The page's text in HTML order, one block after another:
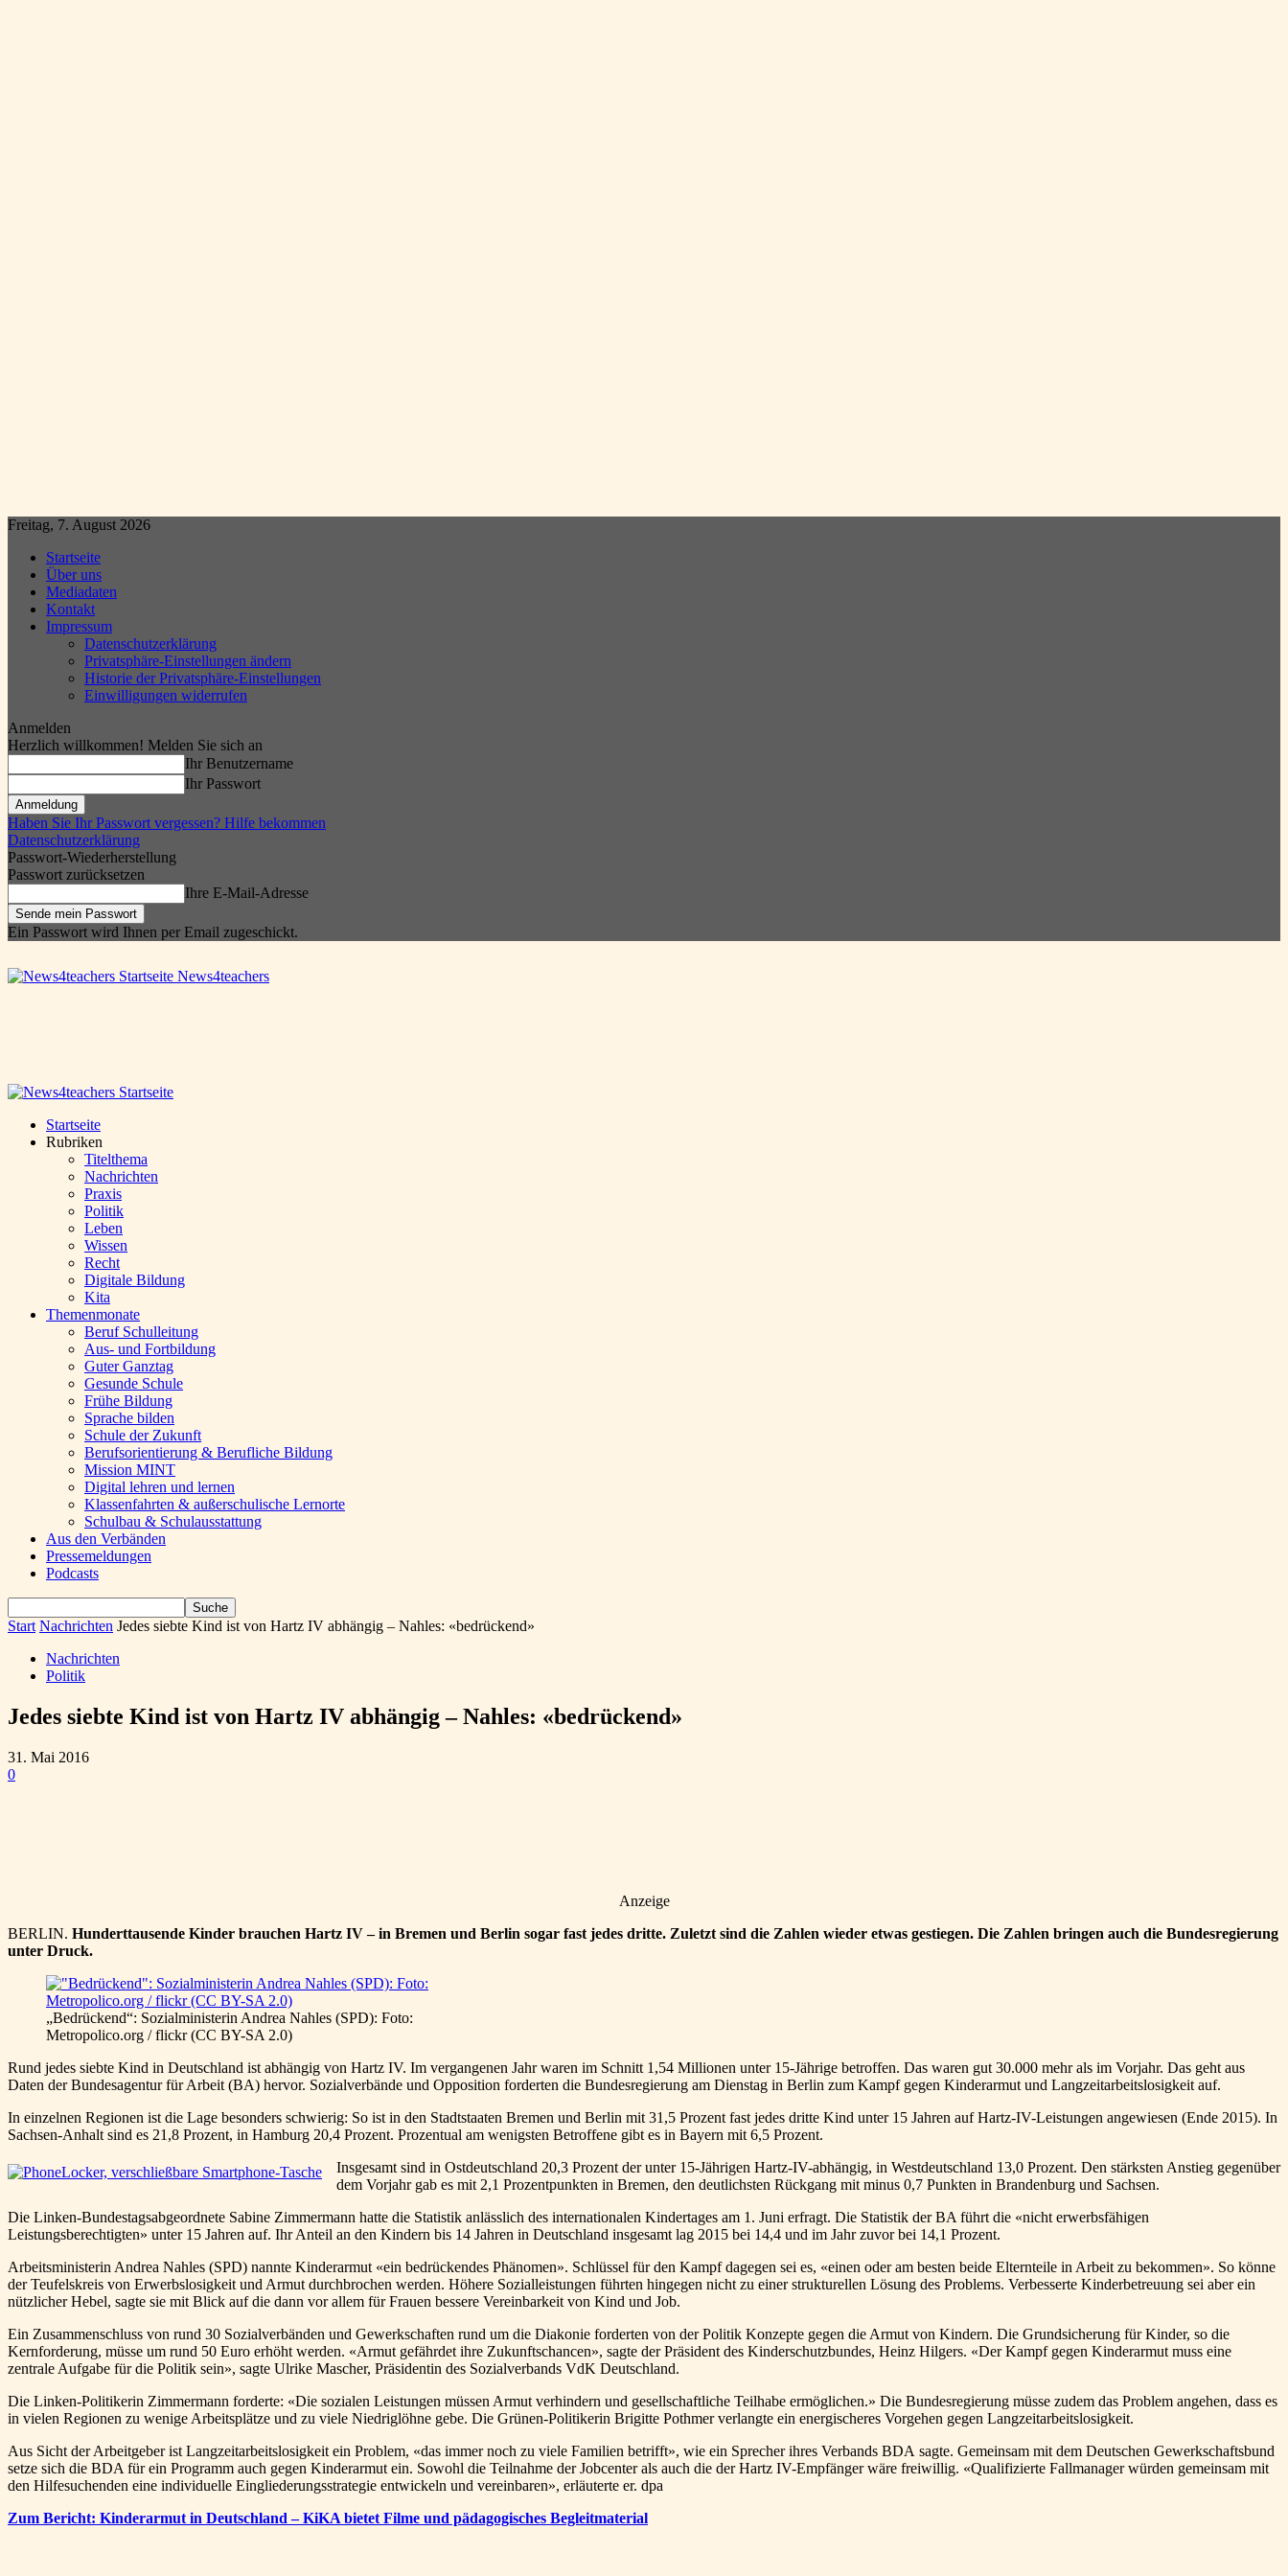
Freitag, 7. August 2026
Startseite
Über uns
Mediadaten
Kontakt
Impressum
Datenschutzerklärung
Privatsphäre-Einstellungen ändern
Historie der Privatsphäre-Einstellungen
Einwilligungen widerrufen
Anmelden
Herzlich willkommen! Melden Sie sich an
Ihr Benutzername
Ihr Passwort
Haben Sie Ihr Passwort vergessen? Hilfe bekommen
Datenschutzerklärung
Passwort-Wiederherstellung
Passwort zurücksetzen
Ihre E-Mail-Adresse
Ein Passwort wird Ihnen per Email zugeschickt.
News4teachers
Startseite
Rubriken
Titelthema
Nachrichten
Praxis
Politik
Leben
Wissen
Recht
Digitale Bildung
Kita
Themenmonate
Beruf Schulleitung
Aus- und Fortbildung
Guter Ganztag
Gesunde Schule
Frühe Bildung
Sprache bilden
Schule der Zukunft
Berufsorientierung & Berufliche Bildung
Mission MINT
Digital lehren und lernen
Klassenfahrten & außerschulische Lernorte
Schulbau & Schulausstattung
Aus den Verbänden
Pressemeldungen
Podcasts
Start Nachrichten Jedes siebte Kind ist von Hartz IV abhängig – Nahles: «bedrückend»
Nachrichten
Politik
Jedes siebte Kind ist von Hartz IV abhängig – Nahles: «bedrückend»
31. Mai 2016
0
Anzeige
BERLIN. Hunderttausende Kinder brauchen Hartz IV – in Bremen und Berlin sogar fast jedes dritte. Zuletzt sind die Zahlen wieder etwas gestiegen. Die Zahlen bringen auch die Bundesregierung
unter Druck.
„Bedrückend“: Sozialministerin Andrea Nahles (SPD): Foto:
Metropolico.org / flickr (CC BY-SA 2.0)
Rund jedes siebte Kind in Deutschland ist abhängig von Hartz IV. Im vergangenen Jahr waren im Schnitt 1,54 Millionen unter 15-Jährige betroffen. Das waren gut 30.000 mehr als im Vorjahr. Das geht aus
Daten der Bundesagentur für Arbeit (BA) hervor. Sozialverbände und Opposition forderten die Bundesregierung am Dienstag in Berlin zum Kampf gegen Kinderarmut und Langzeitarbeitslosigkeit auf.
In einzelnen Regionen ist die Lage besonders schwierig: So ist in den Stadtstaaten Bremen und Berlin mit 31,5 Prozent fast jedes dritte Kind unter 15 Jahren auf Hartz-IV-Leistungen angewiesen (Ende 2015). In
Sachsen-Anhalt sind es 21,8 Prozent, in Hamburg 20,4 Prozent. Prozentual am wenigsten Betroffene gibt es in Bayern mit 6,5 Prozent.
Insgesamt sind in Ostdeutschland 20,3 Prozent der unter 15-Jährigen Hartz-IV-abhängig, in Westdeutschland 13,0 Prozent. Den stärksten Anstieg gegenüber
dem Vorjahr gab es mit 2,1 Prozentpunkten in Bremen, den deutlichsten Rückgang mit minus 0,7 Punkten in Brandenburg und Sachsen.
Die Linken-Bundestagsabgeordnete Sabine Zimmermann hatte die Statistik anlässlich des internationalen Kindertages am 1. Juni erfragt. Die Statistik der BA führt die «nicht erwerbsfähigen
Leistungsberechtigten» unter 15 Jahren auf. Ihr Anteil an den Kindern bis 14 Jahren in Deutschland insgesamt lag 2015 bei 14,4 und im Jahr zuvor bei 14,1 Prozent.
Arbeitsministerin Andrea Nahles (SPD) nannte Kinderarmut «ein bedrückendes Phänomen». Schlüssel für den Kampf dagegen sei es, «einen oder am besten beide Elternteile in Arbeit zu bekommen». So könne
der Teufelskreis von Erwerbslosigkeit und Armut durchbrochen werden. Höhere Sozialleistungen führten hingegen nicht zu einer strukturellen Lösung des Problems. Verbesserte Kinderbetreuung sei aber ein
nützlicher Hebel, sagte sie mit Blick auf die dann vor allem für Frauen bessere Vereinbarkeit von Kind und Job.
Ein Zusammenschluss von rund 30 Sozialverbänden und Gewerkschaften rund um die Diakonie forderten von der Politik Konzepte gegen die Armut von Kindern. Die Grundsicherung für Kinder, so die
Kernforderung, müsse um rund 50 Euro erhöht werden. «Armut gefährdet ihre Zukunftschancen», sagte der Präsident des Kinderschutzbundes, Heinz Hilgers. «Der Kampf gegen Kinderarmut muss eine
zentrale Aufgabe für die Politik sein», sagte Ulrike Mascher, Präsidentin des Sozialverbands VdK Deutschland.
Die Linken-Politikerin Zimmermann forderte: «Die sozialen Leistungen müssen Armut verhindern und gesellschaftliche Teilhabe ermöglichen.» Die Bundesregierung müsse zudem das Problem angehen, dass es
in vielen Regionen zu wenige Arbeitsplätze und zu viele Niedriglöhne gebe. Die Grünen-Politikerin Brigitte Pothmer verlangte ein energischeres Vorgehen gegen Langzeitarbeitslosigkeit.
Aus Sicht der Arbeitgeber ist Langzeitarbeitslosigkeit ein Problem, «das immer noch zu viele Familien betrifft», wie ein Sprecher ihres Verbands BDA sagte. Gemeinsam mit dem Deutschen Gewerkschaftsbund
setze sich die BDA für ein Programm auch gegen Kinderarmut ein. Sowohl die Teilnahme der Jobcenter als auch die der Hartz IV-Empfänger wäre freiwillig. «Qualifizierte Fallmanager würden gemeinsam mit
den Hilfesuchenden eine individuelle Eingliederungsstrategie entwickeln und vereinbaren», erläuterte er. dpa
Zum Bericht: Kinderarmut in Deutschland – KiKA bietet Filme und pädagogisches Begleitmaterial